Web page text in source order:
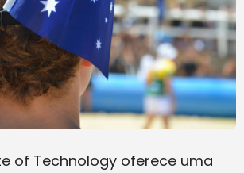
of Technology oferece uma